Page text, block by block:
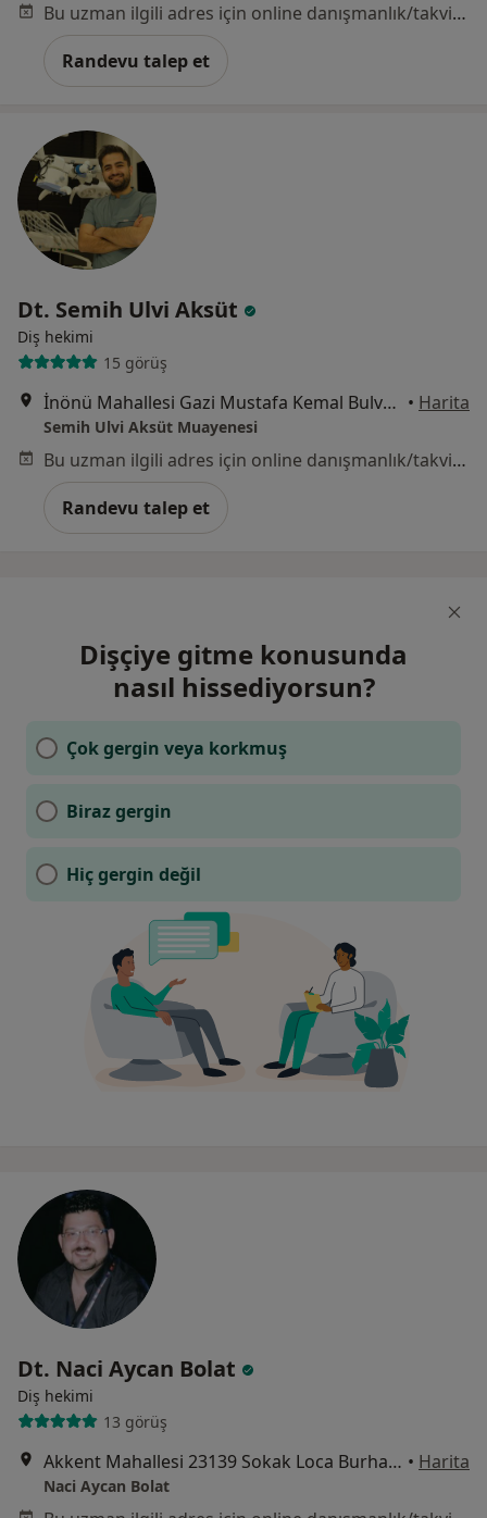
Bu uzman ilgili adres için online danışmanlık/takvim sunmuyor.
Randevu talep et
Dt. Semih Ulvi Aksüt
Diş hekimi
15 görüş
İnönü Mahallesi Gazi Mustafa Kemal Bulvarı Emel Sitesi C Blok, Mersin • Harita
Semih Ulvi Aksüt Muayenesi
Bu uzman ilgili adres için online danışmanlık/takvim sunmuyor.
Randevu talep et
Dişçiye gitme konusunda
nasıl hissediyorsun?
Çok gergin veya korkmuş
Biraz gergin
Hiç gergin değil
Dt. Naci Aycan Bolat
Diş hekimi
13 görüş
Akkent Mahallesi 23139 Sokak Loca Burhan İşhanı Kat 3 No 9, Mersin • Harita
Naci Aycan Bolat